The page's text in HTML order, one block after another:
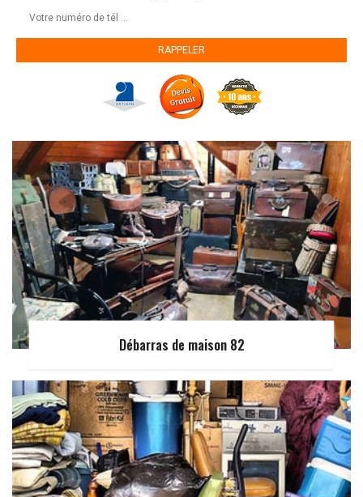
Débarras de maison 82